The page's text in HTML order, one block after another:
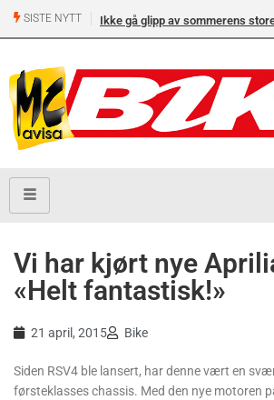
SISTE NYTT Ikke gå glipp av sommerens
Vi har kjørt nye
«Helt fantastisk!»
21 april, 2015 Bike
Siden RSV4 ble lansert, har denne vært en
førsteklasses chassis. Med den nye motoren